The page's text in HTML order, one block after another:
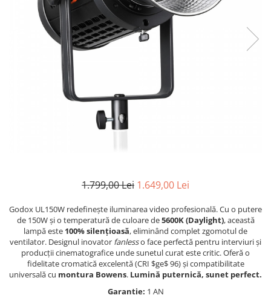
Filtre White Balance
Accesorii filtre
Convertoare pe filet foto video
Inele reductii obiective
Curatare si intretinere
Bracket-uri si suporti
Huse protectie blitz extern
Huse protectie filtre gel
Incarcatoare acumulatori Foto-
Huse protectie acumulatori foto
Tablete grafice
Adaptoare pentru convertoare sau
Alimentatoare 220V
Microfoane / Reportofoane
Nivela patina
Ocular
Transmitator de fisiere fara fir
Vizor
Camere Video Compacte
Selfie Stick
produs
Declansatoare Radio si Infrarosu
Huse si genti pentru studio
Becuri si lampa blitz studio
Suruburi si piulite, adaptoare de
Imprimante SECOND HAND
Video - Convertoare pe filet
Acumulatori si incarcatoare S.H.
Adaptoare pentru compacte
1.799,00 Lei 1.649,00 Lei
Godox UL150W redefinește iluminarea video profesională. Cu o putere
de 150W și o temperatură de culoare de5600K (Daylight), această
lampă este 100% silențioasă, eliminând complet zgomotul de
ventilator. Designul inovator fanlesso face perfectă pentru interviuri și
producții cinematografice unde sunetul curat este critic. Oferă o
fidelitate cromatică excelentă (CRI $ge$96) și compatibilitate
universală cu montura Bowens. Lumină puternică, sunet perfect.
Garantie: 1 AN